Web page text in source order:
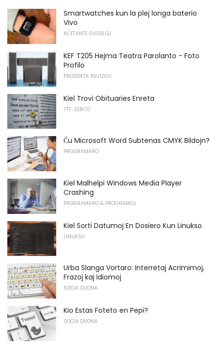
Smartwatches kun la plej longa baterio
Vivo
AĈETANTE GVIDILOJ
KEF T205 Hejma Teatra Parolanto - Foto
Profilo
PRODUKTA REVIZIOJ
Kiel Trovi Obituaries Enreta
TTT-SERĈO
Ĉu Microsoft Word Subtenas CMYK Bildojn?
PROGRAMARO
Kiel Malhelpi Windows Media Player
Crashing
PROGRAMARO & PROGRAMOJ
Kiel Sorti Datumoj En Dosiero Kun Linukso
LINUKSO
Urba Slanga Vortaro: Interretaj Acrimimoj,
Frazoj kaj Idiomoj
SOCIA DUONA
Kio Estas Foteto en Pepi?
SOCIA DUONA